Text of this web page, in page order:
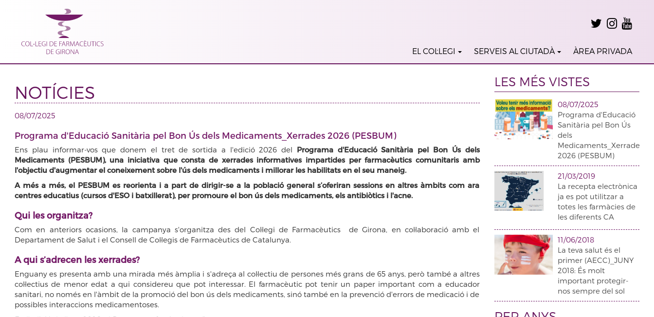
EL COL·LEGI SERVEIS AL CIUTADÀ ÀREA PRIVADA
NOTÍCIES
08/07/2025
Programa d'Educació Sanitària pel Bon Ús dels Medicaments_Xerrades 2026 (PESBUM)
Ens plau informar-vos que donem el tret de sortida a l'edició 2026 del Programa d'Educació Sanitària pel Bon Ús dels
Medicaments (PESBUM), una iniciativa que consta de xerrades informatives impartides per farmacèutics comunitaris amb
l'objectiu d'augmentar el coneixement sobre l'ús dels medicaments i millorar les habilitats en el seu maneig.
A més a més, el PESBUM es reorienta i a part de dirigir-se a la població general s’oferiran sessions en altres àmbits com ara
centres educatius (cursos d'ESO i batxillerat), per promoure el bon ús dels medicaments, els antibiòtics i l'acne.
Qui les organitza?
Com en anteriors ocasions, la campanya s'organitza des del Col·legi de Farmacèutics de Girona, en col·laboració amb el
Departament de Salut i el Consell de Col·legis de Farmacèutics de Catalunya.
A qui s’adrecen les xerrades?
Enguany es presenta amb una mirada més àmplia i s'adreça al col·lectiu de persones més grans de 65 anys, però també a altres
col·lectius de menor edat a qui considereu que pot interessar. El farmacèutic pot tenir un paper important com a educador
sanitari, no només en l'àmbit de la promoció del bon ús dels medicaments, sinó també en la prevenció d'errors de medicació i de
possibles interaccions medicamentoses.
LES MÉS VISTES
08/07/2025
Programa d'Educació
Sanitària pel Bon Ús
dels
Medicaments_Xerrades
2026 (PESBUM)
21/03/2019
La recepta electrònica
ja es pot utilitzar a
totes les farmàcies de
les diferents CA
11/06/2018
La teva salut és el
primer (AECC)_JUNY
2018: És molt
important protegir-
nos sempre del sol